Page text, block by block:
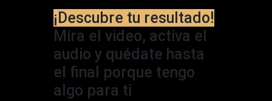
¡Descubre tu resultado!
Mira el video, activa el
audio y quédate hasta
el final porque tengo
algo para ti